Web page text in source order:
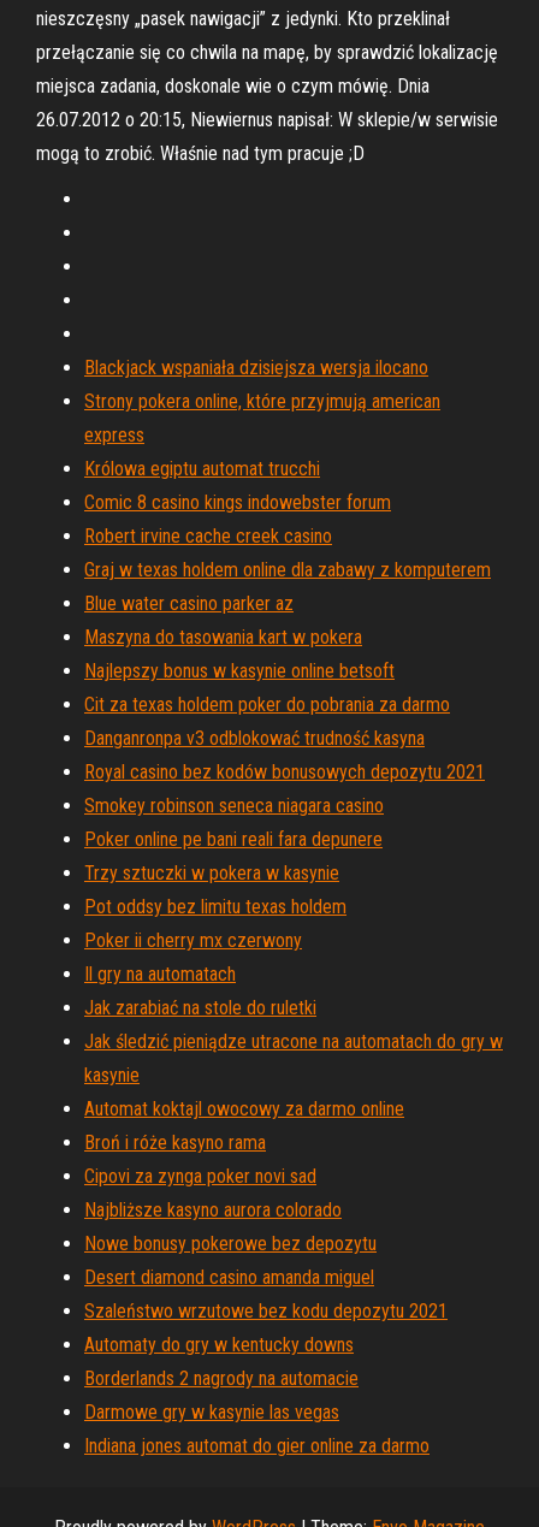
nieszczęsny „pasek nawigacji” z jedynki. Kto przeklinał
przełączanie się co chwila na mapę, by sprawdzić lokalizację
miejsca zadania, doskonale wie o czym mówię. Dnia
26.07.2012 o 20:15, Niewiernus napisał: W sklepie/w serwisie
mogą to zrobić. Właśnie nad tym pracuje ;D
Blackjack wspaniała dzisiejsza wersja ilocano
Strony pokera online, które przyjmują american
express
Królowa egiptu automat trucchi
Comic 8 casino kings indowebster forum
Robert irvine cache creek casino
Graj w texas holdem online dla zabawy z komputerem
Blue water casino parker az
Maszyna do tasowania kart w pokera
Najlepszy bonus w kasynie online betsoft
Cit za texas holdem poker do pobrania za darmo
Danganronpa v3 odblokować trudność kasyna
Royal casino bez kodów bonusowych depozytu 2021
Smokey robinson seneca niagara casino
Poker online pe bani reali fara depunere
Trzy sztuczki w pokera w kasynie
Pot oddsy bez limitu texas holdem
Poker ii cherry mx czerwony
Il gry na automatach
Jak zarabiać na stole do ruletki
Jak śledzić pieniądze utracone na automatach do gry w
kasynie
Automat koktajl owocowy za darmo online
Broń i róże kasyno rama
Cipovi za zynga poker novi sad
Najbliższe kasyno aurora colorado
Nowe bonusy pokerowe bez depozytu
Desert diamond casino amanda miguel
Szaleństwo wrzutowe bez kodu depozytu 2021
Automaty do gry w kentucky downs
Borderlands 2 nagrody na automacie
Darmowe gry w kasynie las vegas
Indiana jones automat do gier online za darmo